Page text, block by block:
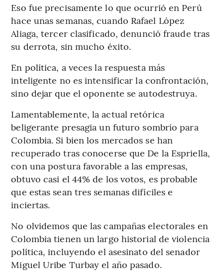
Eso fue precisamente lo que ocurrió en Perú
hace unas semanas, cuando Rafael López
Aliaga, tercer clasificado, denunció fraude tras
su derrota, sin mucho éxito.
En política, a veces la respuesta más
inteligente no es intensificar la confrontación,
sino dejar que el oponente se autodestruya.
Lamentablemente, la actual retórica
beligerante presagia un futuro sombrío para
Colombia. Si bien los mercados se han
recuperado tras conocerse que De la Espriella,
con una postura favorable a las empresas,
obtuvo casi el 44% de los votos, es probable
que estas sean tres semanas difíciles e
inciertas.
No olvidemos que las campañas electorales en
Colombia tienen un largo historial de violencia
política, incluyendo el asesinato del senador
Miguel Uribe Turbay el año pasado.